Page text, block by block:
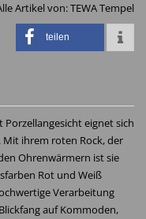
Artikel von:TEWA Tempel
teilen
eignet sich
ihrem roten Rock, der
Ohrenwärmern ist sie
Rot und Weiß
Verarbeitung
auf Kommoden,